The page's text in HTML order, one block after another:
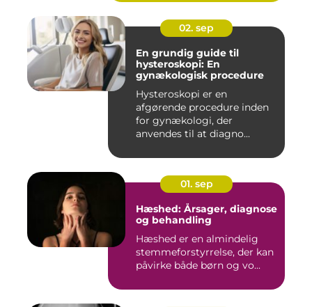
02. sep
En grundig guide til
hysteroskopi: En
gynækologisk procedure
Hysteroskopi er en
afgørende procedure inden
for gynækologi, der
anvendes til at diagno...
01. sep
Hæshed: Årsager, diagnose
og behandling
Hæshed er en almindelig
stemmeforstyrrelse, der kan
påvirke både børn og vo...